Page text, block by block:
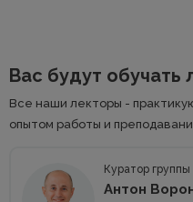
Вас будут обучать
Все наши лекторы -
опытом работы и
Куратор группы
Антон